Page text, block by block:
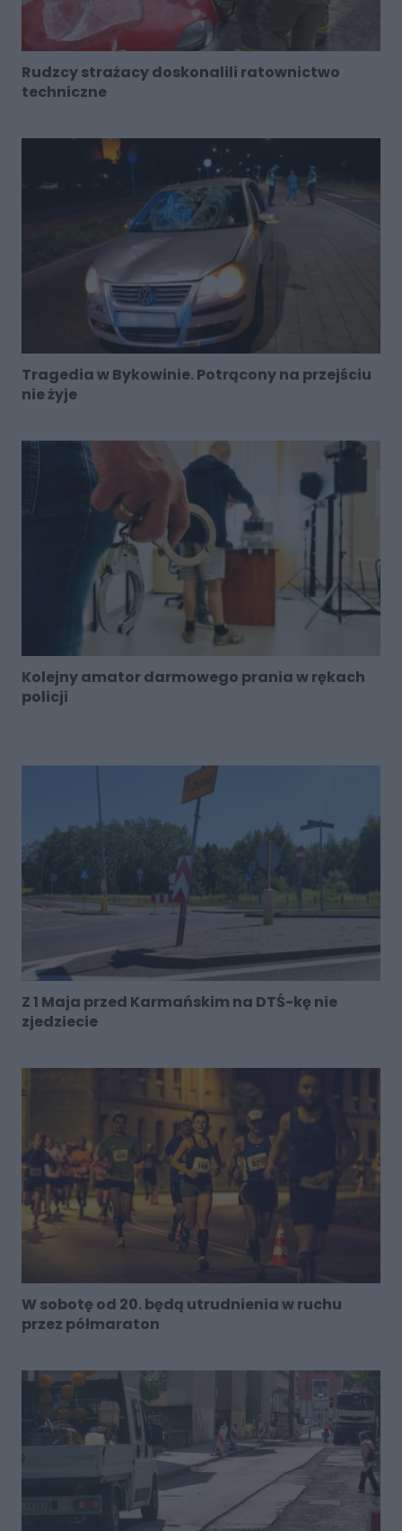
Rudzcy strażacy doskonalili ratownictwo
techniczne
Tragedia w Bykowinie. Potrącony na przejściu
nie żyje
Kolejny amator darmowego prania w rękach
policji
Z 1 Maja przed Karmańskim na DTŚ-kę nie
zjedziecie
W sobotę od 20. będą utrudnienia w ruchu
przez półmaraton